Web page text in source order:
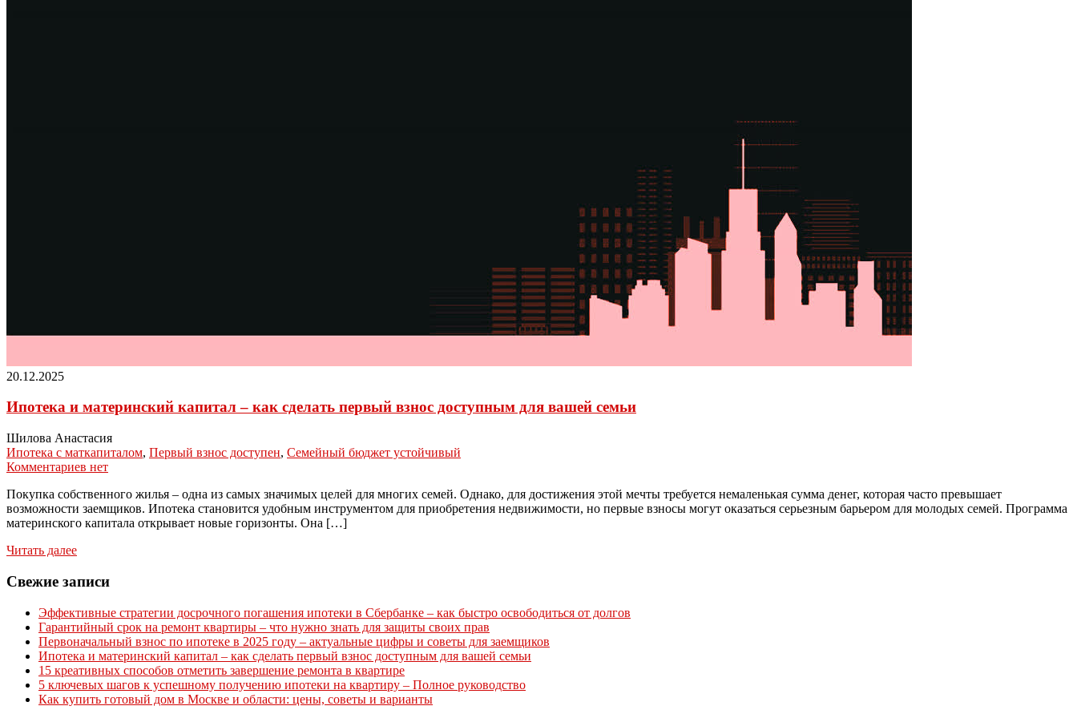
20.12.2025
Ипотека и материнский капитал – как сделать первый взнос доступным для вашей семьи
Шилова Анастасия
Ипотека с маткапиталом, Первый взнос доступен, Семейный бюджет устойчивый
Комментариев нет
Покупка собственного жилья – одна из самых значимых целей для многих семей. Однако, для достижения этой мечты требуется немаленькая сумма денег, которая часто превышает
возможности заемщиков. Ипотека становится удобным инструментом для приобретения недвижимости, но первые взносы могут оказаться серьезным барьером для молодых семей. Программа
материнского капитала открывает новые горизонты. Она […]
Читать далее
Свежие записи
Эффективные стратегии досрочного погашения ипотеки в Сбербанке – как быстро освободиться от долгов
Гарантийный срок на ремонт квартиры – что нужно знать для защиты своих прав
Первоначальный взнос по ипотеке в 2025 году – актуальные цифры и советы для заемщиков
Ипотека и материнский капитал – как сделать первый взнос доступным для вашей семьи
15 креативных способов отметить завершение ремонта в квартире
5 ключевых шагов к успешному получению ипотеки на квартиру – Полное руководство
Как купить готовый дом в Москве и области: цены, советы и варианты